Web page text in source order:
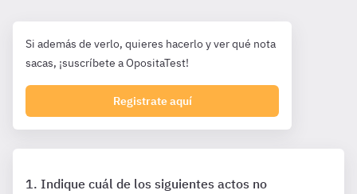
Si además de verlo, quieres hacerlo y ver qué nota
sacas, ¡suscríbete a OpositaTest!
Registrate aquí
Indique cuál de los siguientes actos no